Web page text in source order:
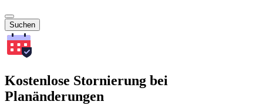
Suchen
Kostenlose Stornierung bei
Planänderungen